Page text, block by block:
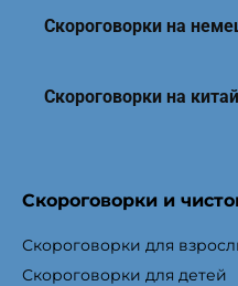
Скороговорки на
Скороговорки на
Скороговорки и
Скороговорки для
Скороговорки для детей